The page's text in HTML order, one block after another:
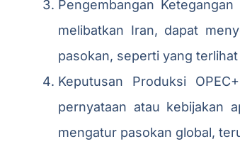
Pengembangan
melibatkan Iran, dapat
pasokan, seperti yang
Keputusan Produksi
pernyataan atau kebijakan
mengatur pasokan global,